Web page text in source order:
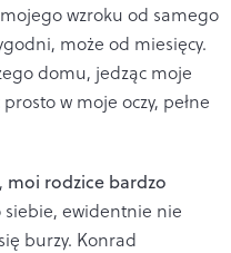
wzroku od samego
może od miesięcy.
domu, jedząc moje
w moje oczy, pełne
moi rodzice bardzo
siebie, ewidentnie nie
burzy. Konrad